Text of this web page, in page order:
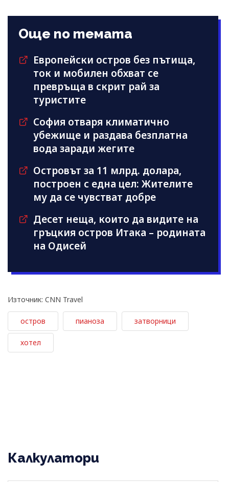
Още по темата
Европейски остров без пътища,
ток и мобилен обхват се
превръща в скрит рай за
туристите
София отваря климатично
убежище и раздава безплатна
вода заради жегите
Островът за 11 млрд. долара,
построен с една цел: Жителите
му да се чувстват добре
Десет неща, които да видите на
гръцкия остров Итака – родината
на Одисей
Източник: CNN Travel
остров пианоза затворници
хотел
Калкулатори